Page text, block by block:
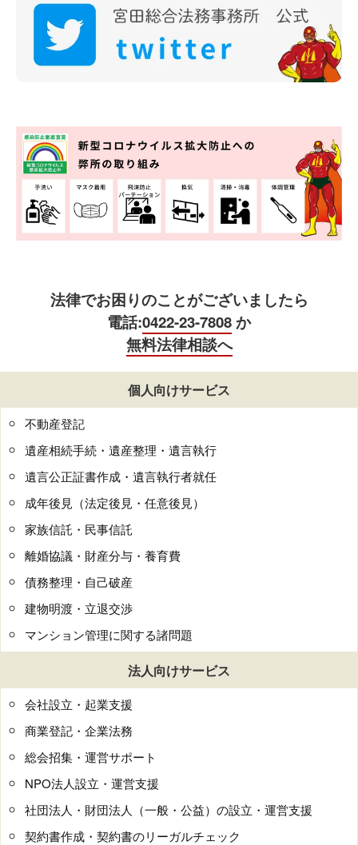
法律でお困りのことがございましたら
電話:0422-23-7808か
無料法律相談へ
個人向けサービス
不動産登記
遺産相続手続・遺産整理・遺言執行
遺言公正証書作成・遺言執行者就任
成年後見（法定後見・任意後見）
家族信託・民事信託
離婚協議・財産分与・養育費
債務整理・自己破産
建物明渡・立退交渉
マンション管理に関する諸問題
法人向けサービス
会社設立・起業支援
商業登記・企業法務
総会招集・運営サポート
NPO法人設立・運営支援
社団法人・財団法人（一般・公益）の設立・運営支援
契約書作成・契約書のリーガルチェック